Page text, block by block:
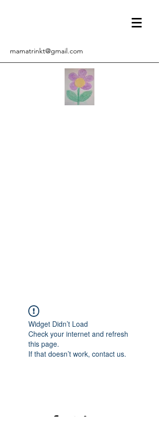
mamatrinkt@gmail.com
Widget Didn’t Load
Check your internet and refresh
this page.
If that doesn’t work, contact us.